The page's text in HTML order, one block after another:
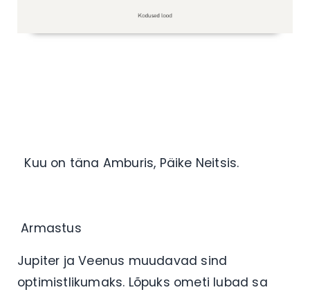
Kuu on täna Amburis, Päike Neitsis.
Armastus
Jupiter ja Veenus muudavad sind
optimistlikumaks. Lõpuks ometi lubad sa